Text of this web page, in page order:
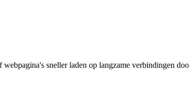
sneller laden op langzame verbindingen